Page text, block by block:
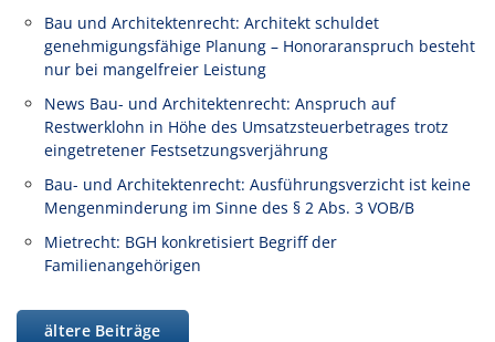
Bau und Architektenrecht: Architekt schuldet
genehmigungsfähige Planung – Honoraranspruch besteht
nur bei mangelfreier Leistung
News Bau- und Architektenrecht: Anspruch auf
Restwerklohn in Höhe des Umsatzsteuerbetrages trotz
eingetretener Festsetzungsverjährung
Bau- und Architektenrecht: Ausführungsverzicht ist keine
Mengenminderung im Sinne des § 2 Abs. 3 VOB/B
Mietrecht: BGH konkretisiert Begriff der
Familienangehörigen
ältere Beiträge